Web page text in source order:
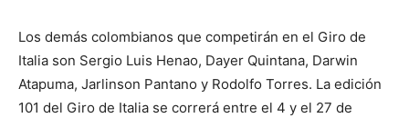
Los demás colombianos que competirán en el Giro de
Italia son Sergio Luis Henao, Dayer Quintana, Darwin
Atapuma, Jarlinson Pantano y Rodolfo Torres. La edición
101 del Giro de Italia se correrá entre el 4 y el 27 de